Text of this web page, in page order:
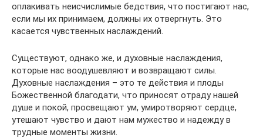
оплакивать неисчислимые бедствия, что постигают нас,
если мы их принимаем, должны их отвергнуть. Это
касается чувственных наслаждений.
Существуют, однако же, и духовные наслаждения,
которые нас воодушевляют и возвращают силы.
Духовные наслаждения – это те действия и плоды
Божественной благодати, что приносят отраду нашей
душе и покой, просвещают ум, умиротворяют сердце,
утешают чувство и дают нам мужество и надежду в
трудные моменты жизни.